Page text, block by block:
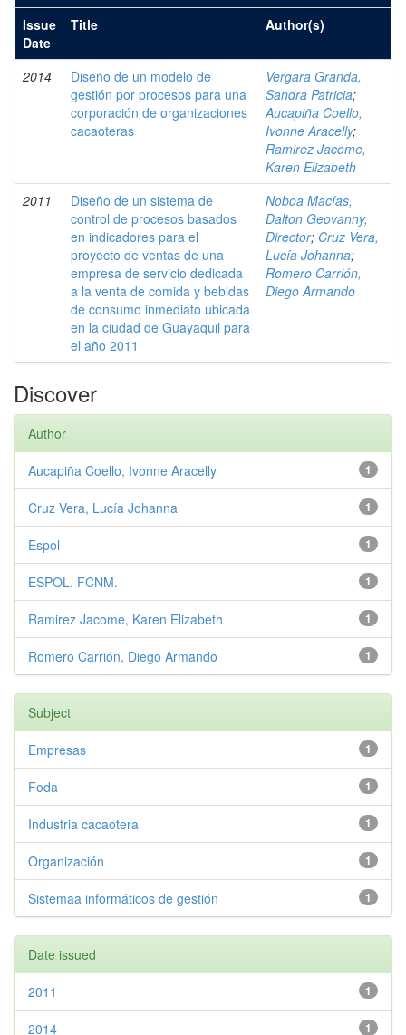
Issue
Date
Title Author(s)
2014
Diseño de un modelo de
gestión por procesos para una
corporación de organizaciones
cacaoteras
Vergara Granda,
Sandra Patricia;
Aucapiña Coello,
Ivonne Aracelly;
Ramirez Jacome,
Karen Elizabeth
2011
Diseño de un sistema de
control de procesos basados
en indicadores para el
proyecto de ventas de una
empresa de servicio dedicada
a la venta de comida y bebidas
de consumo inmediato ubicada
en la ciudad de Guayaquil para
el año 2011
Noboa Macías,
Dalton Geovanny,
Director; Cruz Vera,
Lucía Johanna;
Romero Carrión,
Diego Armando
Discover
Author
1
Aucapiña Coello, Ivonne Aracelly
1
Cruz Vera, Lucía Johanna
1
Espol
1
ESPOL. FCNM.
1
Ramirez Jacome, Karen Elizabeth
1
Romero Carrión, Diego Armando
Subject
1
Empresas
1
Foda
1
Industria cacaotera
1
Organización
1
Sistemaa informáticos de gestión
Date issued
1
2011
1
2014